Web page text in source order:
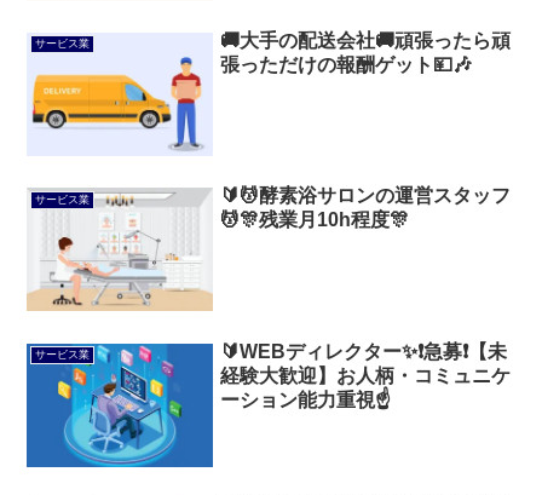
サービス業
🚚大手の配送会社🚚頑張ったら頑
張っただけの報酬ゲット💴🎶
サービス業
🔰💆酵素浴サロンの運営スタッフ
💆🎊残業月10h程度🎊
サービス業
🔰WEBディレクター✨❗急募❗【未
経験大歓迎】お人柄・コミュニケ
ーション能力重視☝️